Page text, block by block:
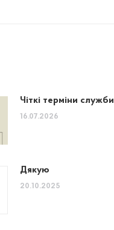
Чіткі терміни служби
16.07.2026
Дякую
20.10.2025